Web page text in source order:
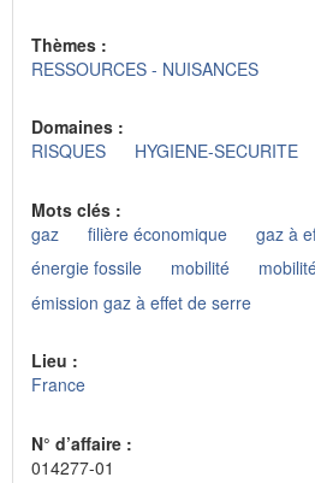
Thèmes :
RESSOURCES - NUISANCES
Domaines :
RISQUES
HYGIENE-SECURITE
Mots clés :
gaz
filière économique
gaz à
énergie fossile
mobilité
émission gaz à effet de serre
Lieu :
France
N° d’affaire :
014277-01